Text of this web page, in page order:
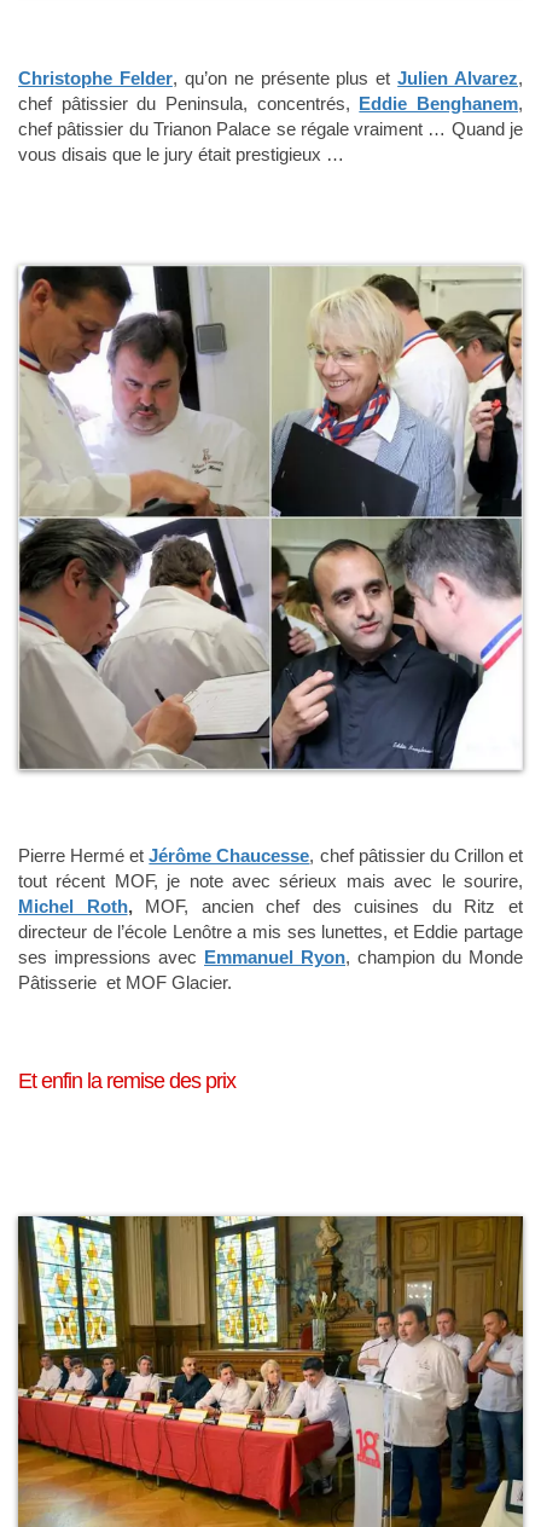
Christophe Felder, qu’on ne présente plus etJulien Alvarez,
chef pâtissier du Peninsula, concentrés, Eddie Benghanem,
chef pâtissier du Trianon Palace se régale vraiment … Quand je
vous disais que le jury était prestigieux …
Pierre Hermé etJérôme Chaucesse, chef pâtissier du Crillon et
tout récent MOF, je note avec sérieux mais avec le sourire,
Michel Roth, MOF, ancien chef des cuisines du Ritz et
directeur de l’école Lenôtre a mis ses lunettes, et Eddie partage
ses impressions avec Emmanuel Ryon, champion du Monde
Pâtisserie et MOF Glacier.
Et enfin la remise des prix